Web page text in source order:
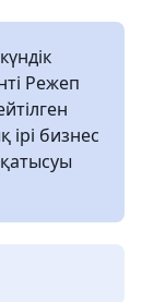
Режеп
ірі бизнес